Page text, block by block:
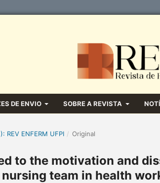
DE ENVIO SOBRE A REVISTA
REV ENFERM UFPI / Original
to the motivation and
nursing team in health